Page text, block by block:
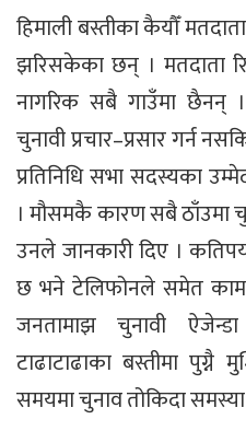
हिमाली बस्तीका कैयौँ
झरिसकेका छन् । मतदाता
नागरिक सबै गाउँमा छैनन्
चुनावी प्रचार–प्रसार गर्न
प्रतिनिधि सभा सदस्यका
। मौसमकै कारण सबै ठाँउमा
उनले जानकारी दिए ।
छ भने टेलिफोनले समेत
जनतामाझ चुनावी
टाढाटाढाका बस्तीमा
समयमा चुनाव तोकिदा समस्या